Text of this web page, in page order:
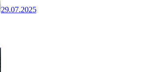
29.07.2025